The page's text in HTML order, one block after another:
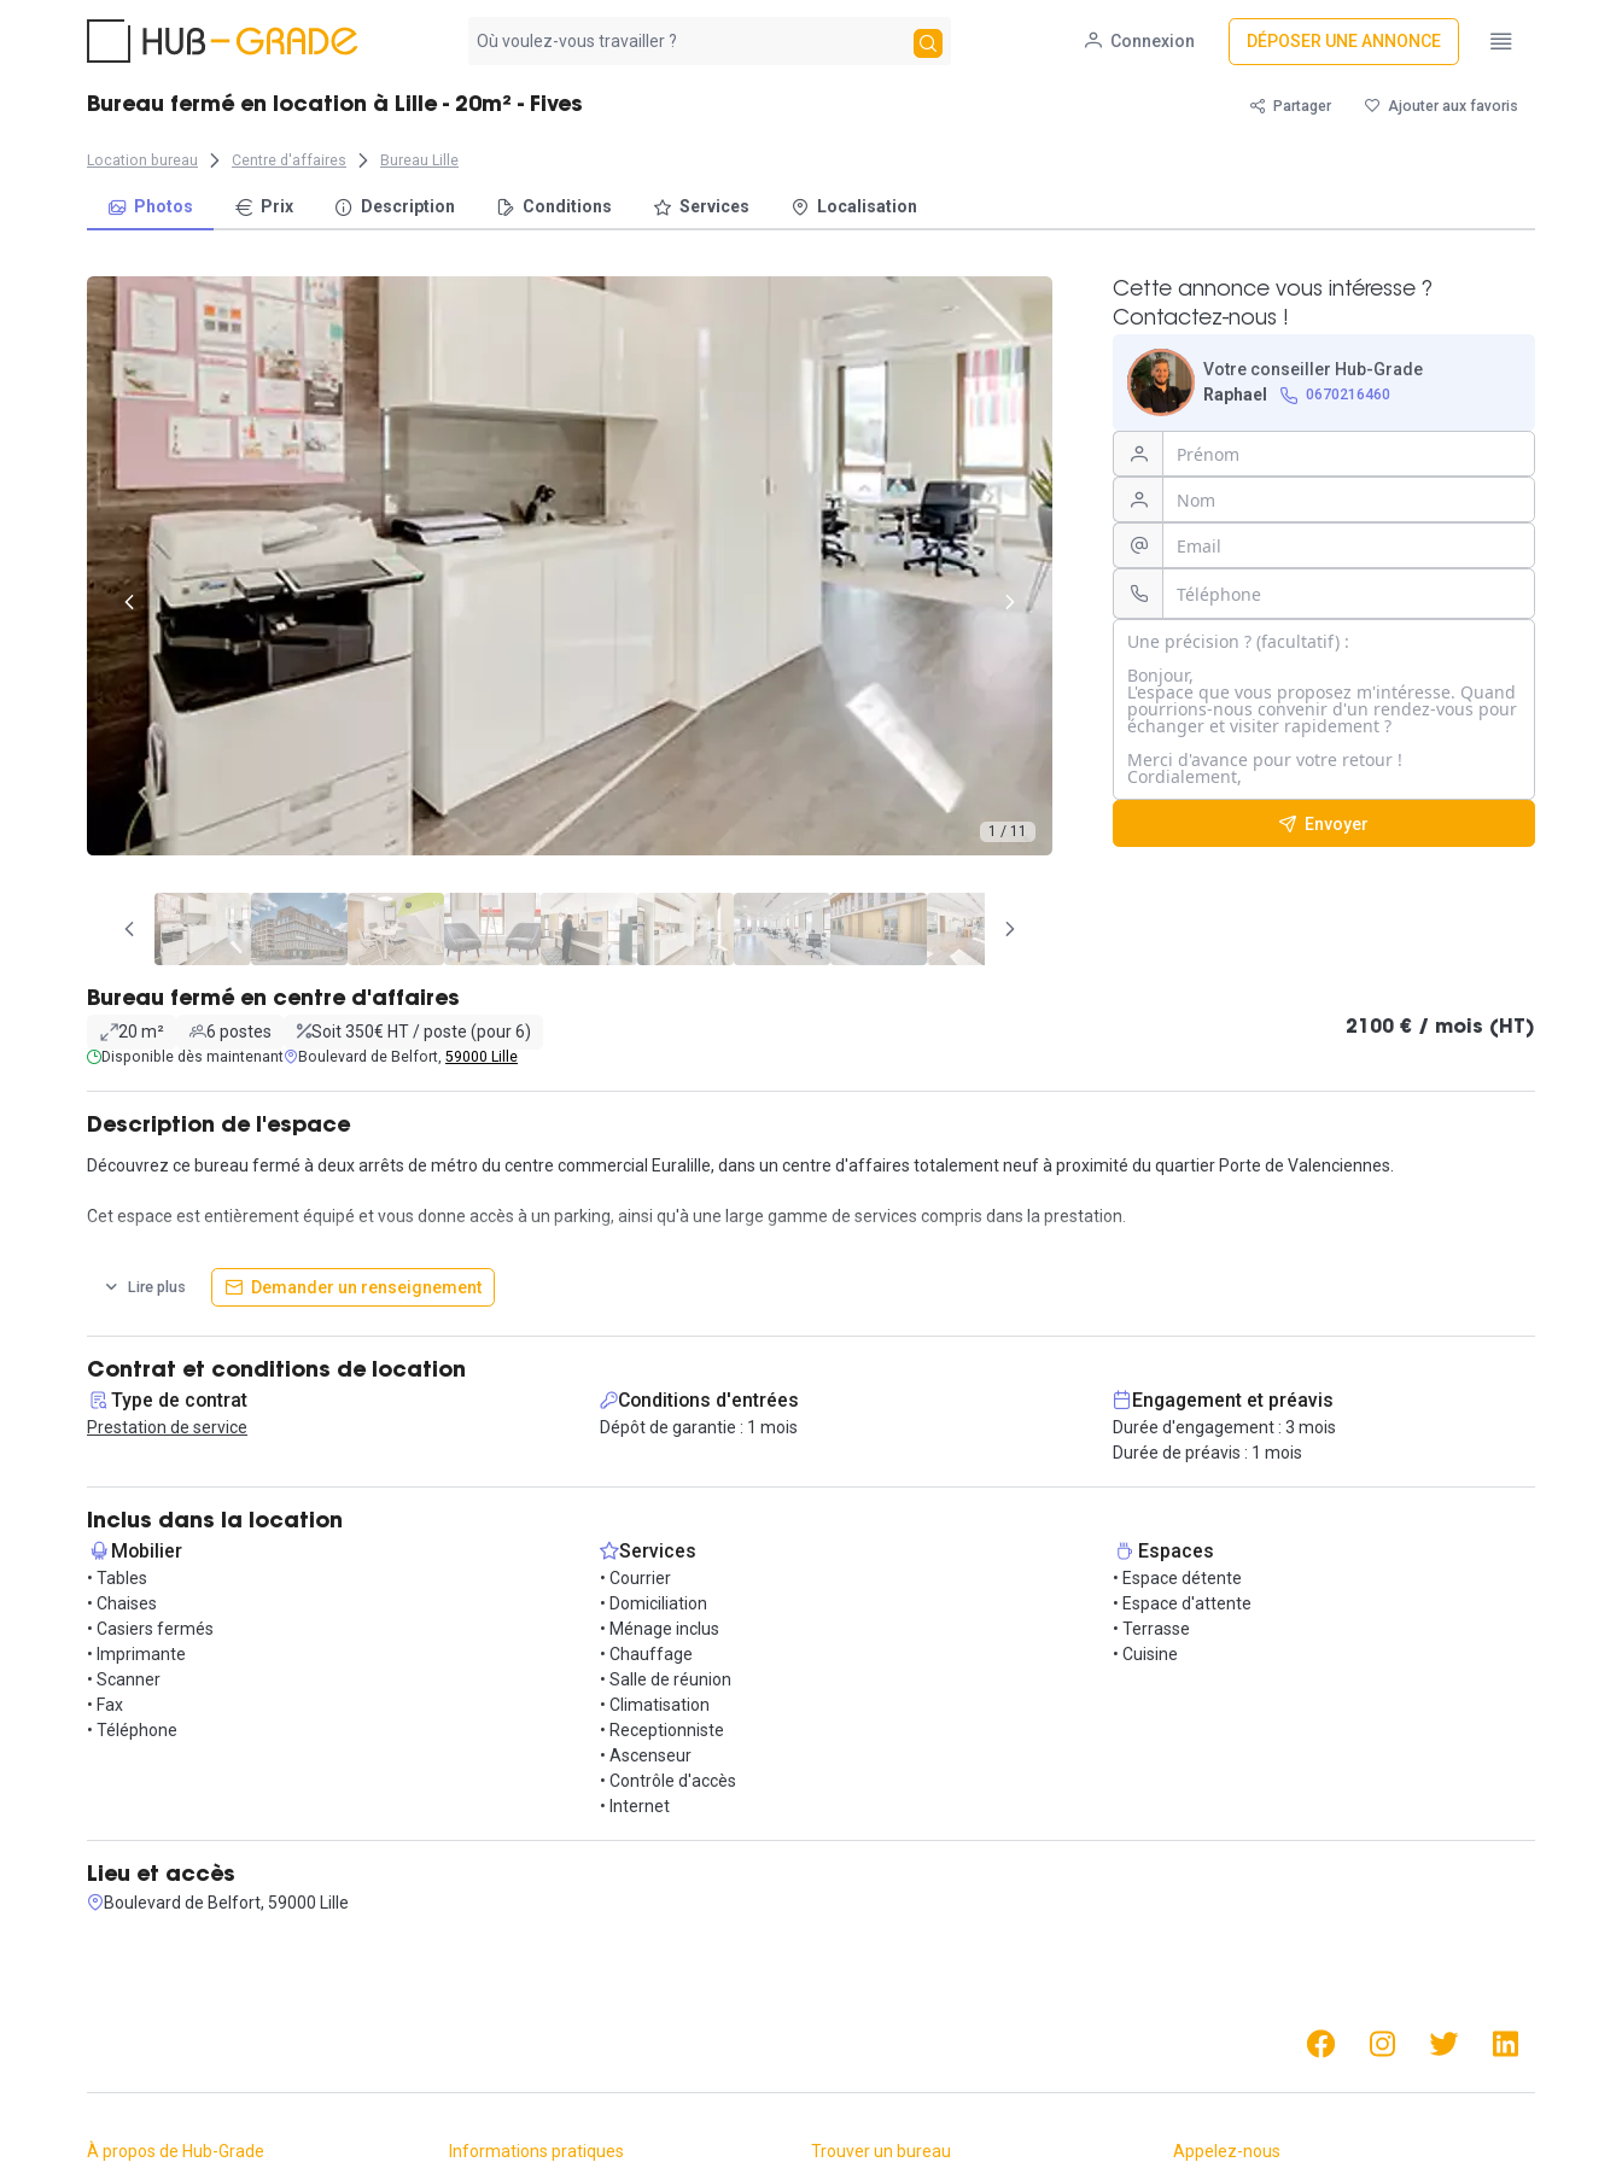
résultat
Connexion DÉPOSER UNE ANNONCE
Bureau fermé en location à Lille - 20m² - Fives Partager Ajouter aux favoris
Location bureau Centre d'affaires Bureau Lille
Photos Prix Description Conditions Services Localisation
1 / 11
Cette annonce vous intéresse ?
Contactez-nous !
Votre conseiller Hub-Grade
Raphael
0670216460
Envoyer
Bureau fermé en centre d'affaires
20 m² 6 postes Soit 350€ HT / poste (pour 6)
Disponible dès maintenant Boulevard de Belfort, 59000 Lille
2100 € / mois (HT)
Description de l'espace
Découvrez ce bureau fermé à deux arrêts de métro du centre commercial Euralille, dans un centre d'affaires totalement neuf à proximité du quartier Porte de Valenciennes.
Cet espace est entièrement équipé et vous donne accès à un parking, ainsi qu'à une large gamme de services compris dans la prestation.
Ce bureau est proche de nombreux commerces, et est accessible en transports en commun :
- Métro Porte de Valenciennes,
N'attendez plus pour organiser votre visite de nos locaux !
Lire plus Demander un renseignement
Contrat et conditions de location
Type de contrat
Prestation de service
Conditions d'entrées
Dépôt de garantie : 1 mois
Engagement et préavis
Durée d'engagement : 3 mois
Durée de préavis : 1 mois
Inclus dans la location
Mobilier
• Tables
• Chaises
• Casiers fermés
• Imprimante
• Scanner
• Fax
• Téléphone
Services
• Courrier
• Domiciliation
• Ménage inclus
• Chauffage
• Salle de réunion
• Climatisation
• Receptionniste
• Ascenseur
• Contrôle d'accès
• Internet
Espaces
• Espace détente
• Espace d'attente
• Terrasse
• Cuisine
Lieu et accès
Boulevard de Belfort, 59000 Lille
À propos de Hub-Grade Informations pratiques Trouver un bureau Appelez-nous